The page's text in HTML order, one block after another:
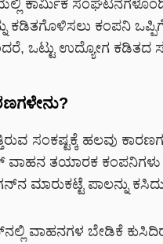
ಕಾರ್ಮಿಕ
ಕಡಿತಗೊಳಿಸಲು ಕಂಪನಿ
ಉದ್ಯೋಗ ಕಡಿತದ
ಸಂಕಷ್ಟಕ್ಕೆ ಹಲವು
ವಾಹನ ತಯಾರಕ
ಮಾರುಕಟ್ಟೆ ಪಾಲನ್ನು
ವಾಹನಗಳ ಬೇಡಿಕೆ